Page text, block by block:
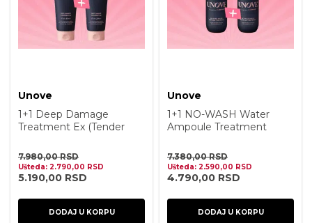
Unove
1+1 Deep Damage
Treatment Ex (Tender
7.980,00RSD
Ušteda: 2.790,00 RSD
5.190,00 RSD
DODAJ U KORPU
Unove
1+1 NO-WASH Water
Ampoule Treatment
7.380,00RSD
Ušteda: 2.590,00 RSD
4.790,00 RSD
DODAJ U KORPU